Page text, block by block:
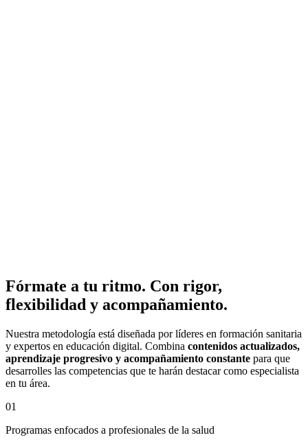
Fórmate a tu ritmo. Con rigor,
flexibilidad y acompañamiento.
Nuestra metodología está diseñada por líderes en formación sanitaria
y expertos en educación digital. Combina contenidos actualizados,
aprendizaje progresivo y acompañamiento constante para que
desarrolles las competencias que te harán destacar como especialista
en tu área.
01
Programas enfocados a profesionales de la salud